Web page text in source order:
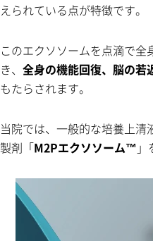
えられている点が特徴です。
このエクソソームを点滴で
き、 全身の機能回復、脳の若
もたらされます。
当院では、一般的な培養上
製剤「M2Pエクソソーム™